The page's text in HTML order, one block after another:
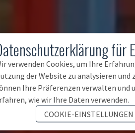
für
verwenden Cookies, um Ihre
der Website zu analysieren und
Ihre Präferenzen verwalten und
wie wir Ihre Daten verwenden.
COOKIE-EINSTELLUNGEN